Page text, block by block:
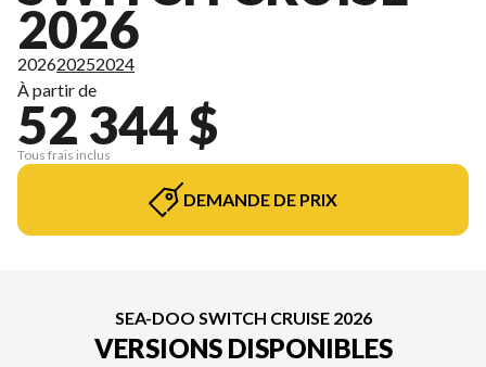
2026
202620252024
À partir de
52 344 $
Tous frais inclus
DEMANDE DE PRIX
SEA-DOO SWITCH CRUISE 2026
VERSIONS DISPONIBLES